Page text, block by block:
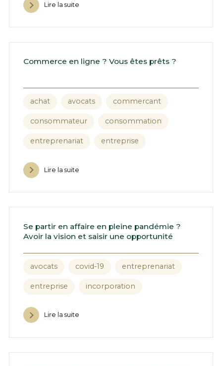
Lire la suite
Commerce en ligne ? Vous êtes prêts ?
achat avocats commercant
consommateur consommation
entreprenariat entreprise
Lire la suite
Se partir en affaire en pleine pandémie ?
Avoir la vision et saisir une opportunité
avocats covid-19 entreprenariat
entreprise incorporation
Lire la suite